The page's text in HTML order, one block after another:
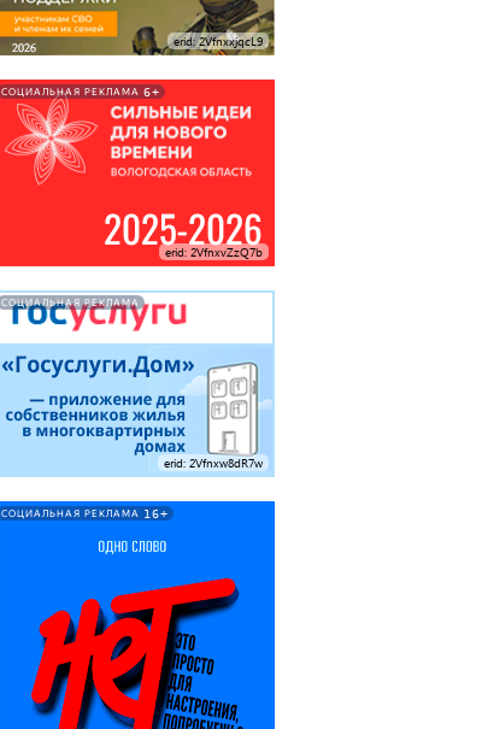
erid: 2VfnxxjqcL9
СОЦИАЛЬНАЯ РЕКЛАМА 6+
erid: 2VfnxvZzQ7b
СОЦИАЛЬНАЯ РЕКЛАМА
erid: 2Vfnxw8dR7w
СОЦИАЛЬНАЯ РЕКЛАМА 16+